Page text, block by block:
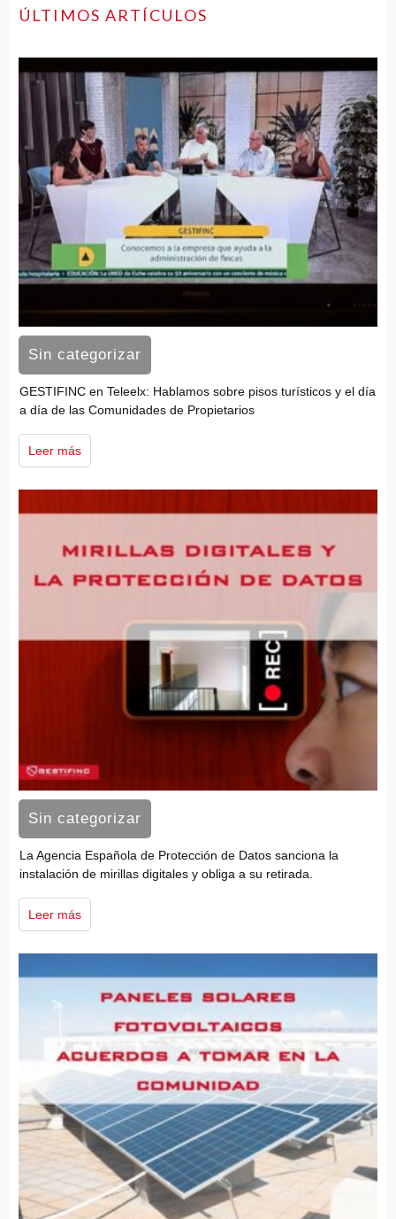
ÚLTIMOS ARTÍCULOS
Sin categorizar
GESTIFINC en Teleelx: Hablamos sobre pisos turísticos y el día
a día de las Comunidades de Propietarios
Leer más
Sin categorizar
La Agencia Española de Protección de Datos sanciona la
instalación de mirillas digitales y obliga a su retirada.
Leer más